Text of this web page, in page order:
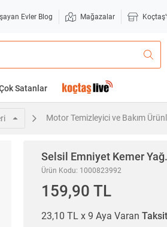
Evler Blog Mağazalar
Satanlar
Motor Temizleyici ve Bakım
Selsil Emniyet Kemer
Ürün Kodu: 1000823992
159,90 TL
23,10 TL x 9 Aya Varan